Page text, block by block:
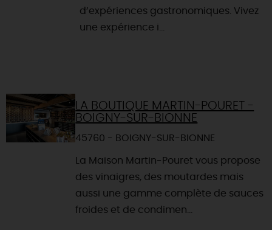
d’expériences gastronomiques. Vivez
une expérience i...
LA BOUTIQUE MARTIN-POURET -
BOIGNY-SUR-BIONNE
45760 - BOIGNY-SUR-BIONNE
La Maison Martin-Pouret vous propose
des vinaigres, des moutardes mais
aussi une gamme complète de sauces
froides et de condimen...